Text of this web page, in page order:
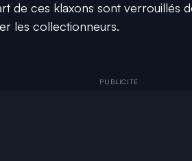
de ces klaxons sont verrouillés
les collectionneurs.